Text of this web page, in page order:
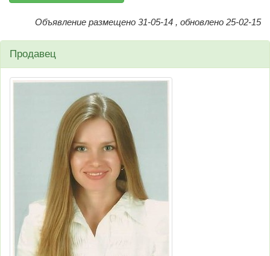
Объявление размещено 31-05-14 , обновлено 25-02-15
Продавец